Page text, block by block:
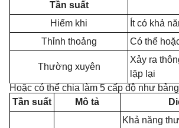
Tần suất
Hiếm khi
Ít có khả
Thỉnh thoảng
Có thể
Thường xuyên
Xảy ra
lặp lại
Hoặc có thể chia làm 5 cấp độ như
Tần suất
Mô tả
Khả năng